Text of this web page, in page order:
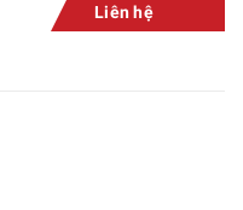
Liên hệ